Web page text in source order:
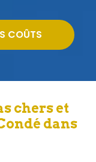
COÛTS
chers et
dans